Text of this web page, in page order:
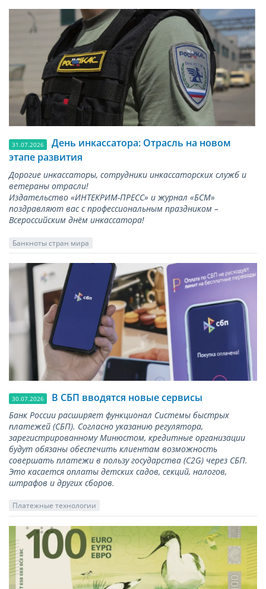
31.07.2026
День инкассатора: Отрасль на новом
этапе развития
Дорогие инкассаторы, сотрудники инкассаторских служб и
ветераны отрасли!
Издательство «ИНТЕКРИМ-ПРЕСС» и журнал «БСМ»
поздравляют вас с профессиональным праздником –
Всероссийским днём инкассатора!
Банкноты стран мира
30.07.2026 В СБП вводятся новые сервисы
Банк России расширяет функционал Системы быстрых
платежей (СБП). Согласно указанию регулятора,
зарегистрированному Минюстом, кредитные организации
будут обязаны обеспечить клиентам возможность
совершать платежи в пользу государства (С2G) через СБП.
Это касается оплаты детских садов, секций, налогов,
штрафов и других сборов.
Платежные технологии